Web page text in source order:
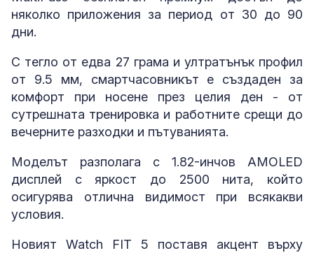
няколко приложения за период от 30 до 90
дни.
С тегло от едва 27 грама и ултратънък профил
от 9.5 мм, смартчасовникът е създаден за
комфорт при носене през целия ден - от
сутрешната тренировка и работните срещи до
вечерните разходки и пътуванията.
Моделът разполага с 1.82-инчов AMOLED
дисплей с яркост до 2500 нита, който
осигурява отлична видимост при всякакви
условия.
Новият Watch FIT 5 поставя акцент върху